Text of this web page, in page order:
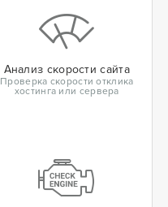
Анализ скорости сайта
Проверка скорости отклика
хостинга или сервера